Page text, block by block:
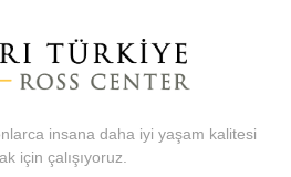
insana daha iyi yaşam kalitesi
için çalışıyoruz.